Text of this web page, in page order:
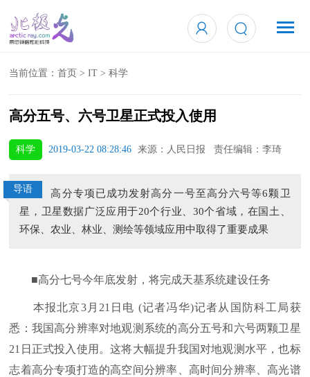
当前位置：首页 >IT >科学
高分五号、六号卫星正式投入使用
科学 2019-03-22 08:28:46 来源：人民日报 责任编辑：李琦
导语
高分专项已成功发射高分一号至高分六号等6颗卫
星，卫星数据广泛应用于20个行业、30个省域，在国土、
环保、农业、林业、测绘等领域应用中取得了重要成果
■高分七号今年底发射，将完成天基系统建设任务
本报北京3月21日电 (记者冯华)记者从国防科工局获
悉：我国高分辨率对地观测系统的高分五号和六号两颗卫星
21日正式投入使用。这将大幅提升我国对地观测水平，也标
志着高分专项打造的高空间分辨率、高时间分辨率、高光谱